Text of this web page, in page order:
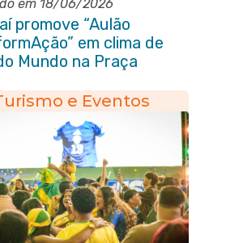
em 18/06/2026
promove “Aulão
em clima de
Mundo na Praça
e Eventos